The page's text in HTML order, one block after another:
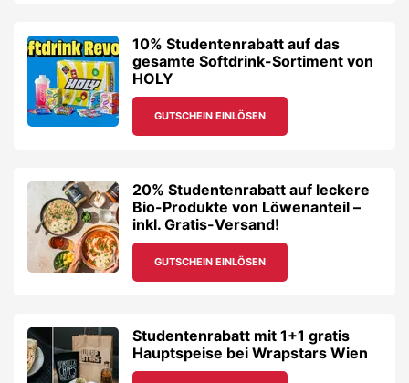
10% Studentenrabatt auf das
gesamte Softdrink-Sortiment von
HOLY
GUTSCHEIN EINLÖSEN
20% Studentenrabatt auf leckere
Bio-Produkte von Löwenanteil –
inkl. Gratis-Versand!
GUTSCHEIN EINLÖSEN
Studentenrabatt mit 1+1 gratis
Hauptspeise bei Wrapstars Wien